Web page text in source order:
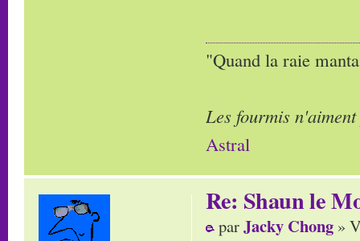
"Quand la raie
Les fourmis
Astral
Re: Shaun le
parJacky Chong »